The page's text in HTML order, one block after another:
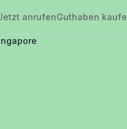
anrufenGuthaben